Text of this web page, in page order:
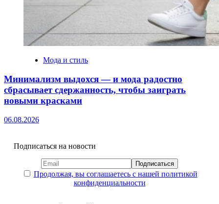
Мода и стиль
Минимализм выдохся — и мода радостно
сбрасывает сдержанность, чтобы заиграть
новыми красками
06.08.2026
Подписаться на новости
Продолжая, вы соглашаетесь с нашей политикой
конфиденциальности